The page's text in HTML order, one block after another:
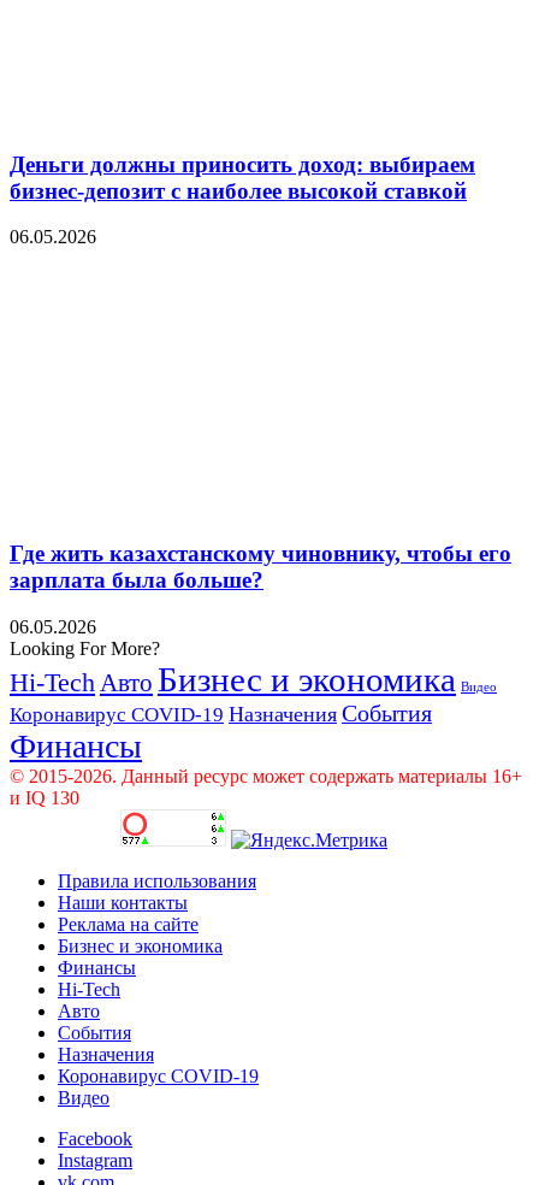
Деньги должны приносить доход: выбираем
бизнес-депозит с наиболее высокой ставкой
06.05.2026
Где жить казахстанскому чиновнику, чтобы его
зарплата была больше?
06.05.2026
Looking For More?
Hi-Tech Авто Бизнес и экономика Видео
Коронавирус COVID-19 Назначения События
Финансы
© 2015-2026. Данный ресурс может содержать материалы 16+
и IQ 130
Правила использования
Наши контакты
Реклама на сайте
Бизнес и экономика
Финансы
Hi-Tech
Авто
События
Назначения
Коронавирус COVID-19
Видео
Facebook
Instagram